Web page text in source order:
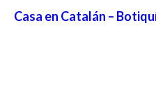
Casa en Catalán –